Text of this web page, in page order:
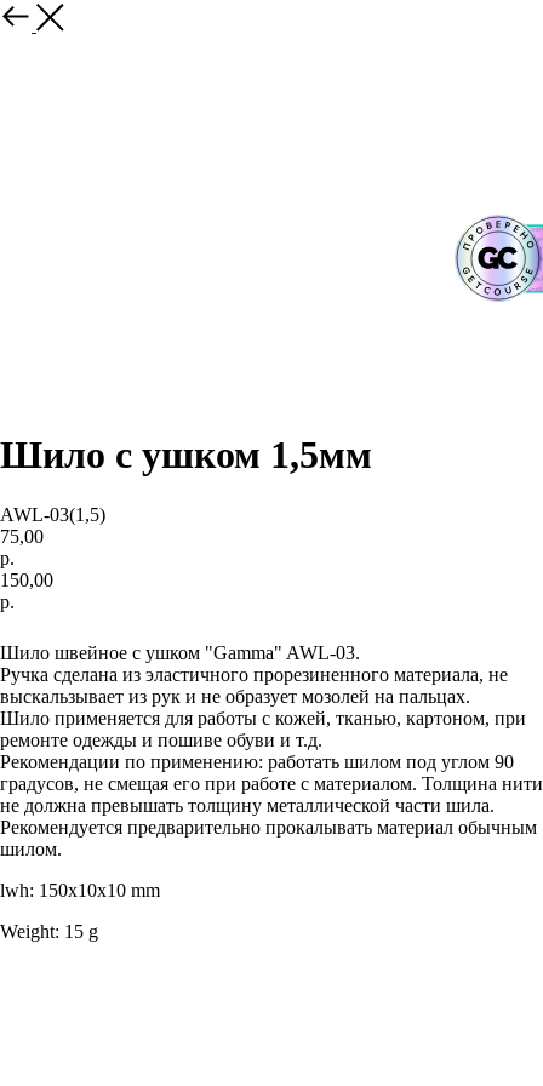
Шило с ушком 1,5мм
AWL-03(1,5)
75,00
р.
150,00
р.
Шило швейное с ушком "Gamma" AWL-03.
Ручка сделана из эластичного прорезиненного материала, не
выскальзывает из рук и не образует мозолей на пальцах.
Шило применяется для работы с кожей, тканью, картоном, при
ремонте одежды и пошиве обуви и т.д.
Рекомендации по применению: работать шилом под углом 90
градусов, не смещая его при работе с материалом. Толщина нити
не должна превышать толщину металлической части шила.
Рекомендуется предварительно прокалывать материал обычным
шилом.
lwh: 150x10x10 mm
Weight: 15 g